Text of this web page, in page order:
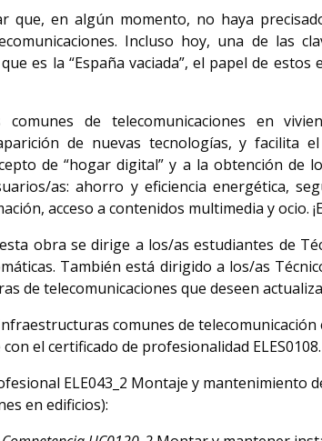
que, en algún momento, no haya
Incluso hoy, una de las
es la “España vaciada”, el papel de estos
comunes de telecomunicaciones en
de nuevas tecnologías, y facilita
de “hogar digital” y a la obtención de
as: ahorro y eficiencia energética,
acceso a contenidos multimedia y ocio.
obra se dirige a los/as estudiantes de
También está dirigido a los/as
de telecomunicaciones que deseen
comunes de telecomunicación
el certificado de profesionalidad ELES0108.
ELE043_2 Montaje y mantenimiento
en edificios):